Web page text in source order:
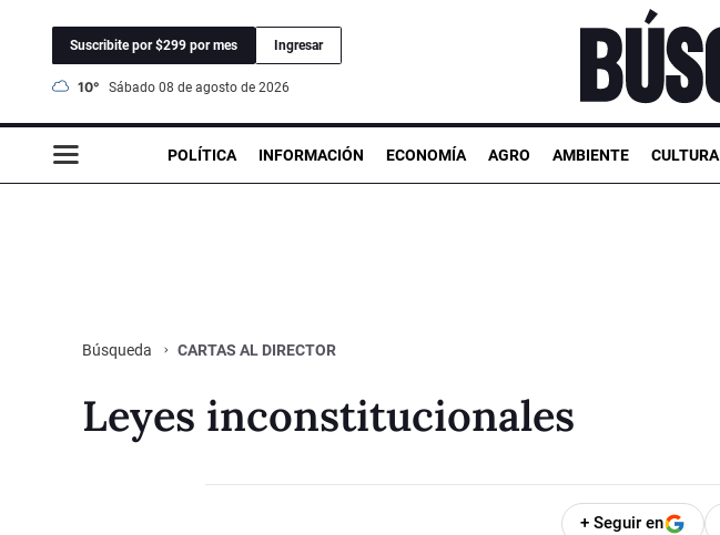
Suscribite por $299 por mes Ingresar
10° sábado 08 de agosto de 2026
POLÍTICA INFORMACIÓN ECONOMÍA AGRO AMBIENTE CULTURA
Búsqueda CARTAS AL DIRECTOR
Leyes inconstitucionales
+ Seguir en